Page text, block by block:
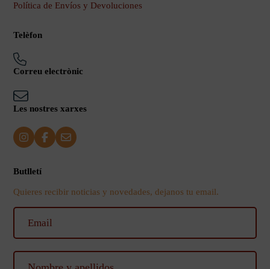
Política de Envíos y Devoluciones
Telèfon
Correu electrònic
Les nostres xarxes
Butlletí
Quieres recibir noticias y novedades, dejanos tu email.